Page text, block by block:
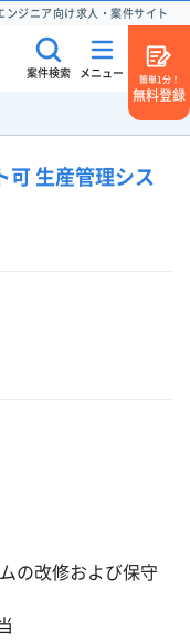
ジニア向け求人・案件サイト
案件検索 メニュー
簡単1分！
無料登録
可 生産管理シス
の改修および保守